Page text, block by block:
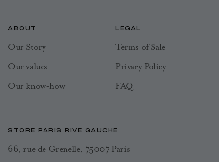
ABOUT
Our Story
Our values
Our know-how
LEGAL
Terms of Sale
Privary Policy
FAQ
STORE PARIS RIVE GAUCHE
66, rue de Grenelle, 75007 Paris